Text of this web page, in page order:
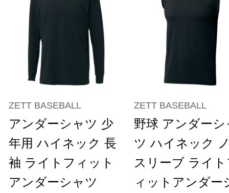
ZETT BASEBALL
アンダーシャツ 少
年用 ハイネック 長
袖 ライトフィット
アンダーシャツ
ZETT BASEBALL
野球 アンダーシ
ツ ハイネック
スリーブ ライ
ィットアンダー